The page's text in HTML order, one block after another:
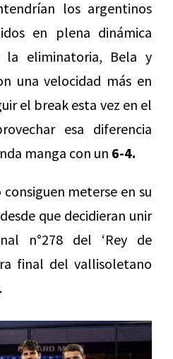
los argentinos
en plena dinámica
la eliminatoria, Bela y
una velocidad más en
el break esta vez en el
esa diferencia
manga con un 6-4.
meterse en su
que decidieran unir
n°278 del ‘Rey de
final del vallisoletano